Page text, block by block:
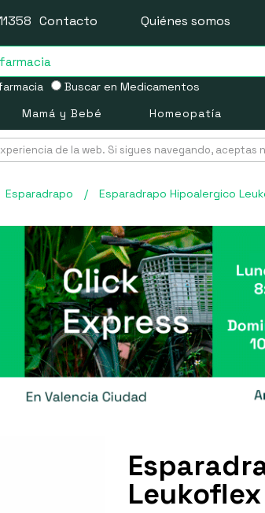
Buscar en Medicamentos
Contacto Quiénes somos
Mamá y Bebé Homeopatía
de la web. Si sigues navegando, aceptas
Esparadrapo / Esparadrapo Hipoalergico